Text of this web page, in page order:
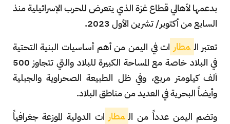
بدعمها لأهالي قطاع غزة الذي يتعرض للحرب الإسرائيلية منذ
السابع من أكتوبر/ تشرين الأول 2023.
تعتبر ال مطار ات في اليمن من أهم أساسيات البنية التحتية
في البلاد خاصة مع المساحة الكبيرة للبلاد والتي تتجاوز 500
ألف كيلومتر مربع، وفي ظل الطبيعة الصحراوية والجبلية
وأيضاً البحرية في العديد من مناطق البلاد.
وتضم اليمن عدداً من ال مطار ات الدولية الموزعة جغرافياً